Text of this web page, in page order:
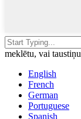
meklētu, vai
English
French
German
Portuguese
Spanish